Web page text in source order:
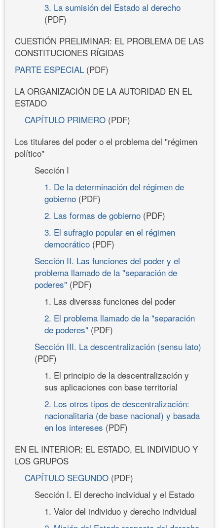
3. La sumisión del Estado al derecho
(PDF)
CUESTIÓN PRELIMINAR: EL PROBLEMA DE LAS
CONSTITUCIONES RÍGIDAS
PARTE ESPECIAL (PDF)
LA ORGANIZACIÓN DE LA AUTORIDAD EN EL
ESTADO
CAPÍTULO PRIMERO (PDF)
Los titulares del poder o el problema del "régimen
político"
Sección I
1. De la determinación del régimen de
gobierno (PDF)
2. Las formas de gobierno (PDF)
3. El sufragio popular en el régimen
democrático (PDF)
Sección II. Las funciones del poder y el
problema llamado de la "separación de
poderes" (PDF)
1. Las diversas funciones del poder
2. El problema llamado de la "separación
de poderes" (PDF)
Sección III. La descentralización (sensu lato)
(PDF)
1. El principio de la descentralización y
sus aplicaciones con base territorial
2. Los otros tipos de descentralización:
nacionalitaria (de base nacional) y basada
en los intereses (PDF)
EN EL INTERIOR: EL ESTADO, EL INDIVIDUO Y
LOS GRUPOS
CAPÍTULO SEGUNDO (PDF)
Sección I. El derecho individual y el Estado
1. Valor del individuo y derecho individual